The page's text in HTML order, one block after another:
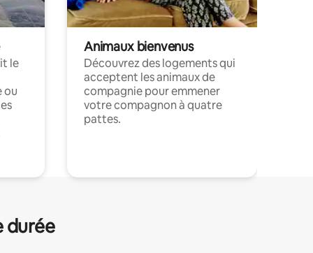
le
ou
Animaux bienvenus
Découvrez des logements qui
acceptent les animaux de
compagnie pour emmener
votre compagnon à quatre
pattes.
durée